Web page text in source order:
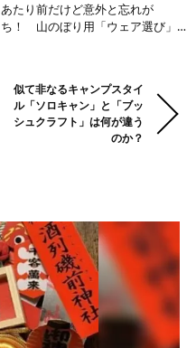
あたり前だけど意外と忘れが
ち！ 山のぼり用「ウェア選び」
似て非なるキャンプスタイ
ル「ソロキャン」と「ブッ
シュクラフト」は何が違う
のか？